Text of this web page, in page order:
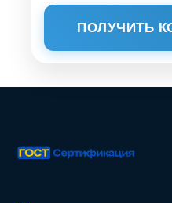
ПОЛУЧИТЬ